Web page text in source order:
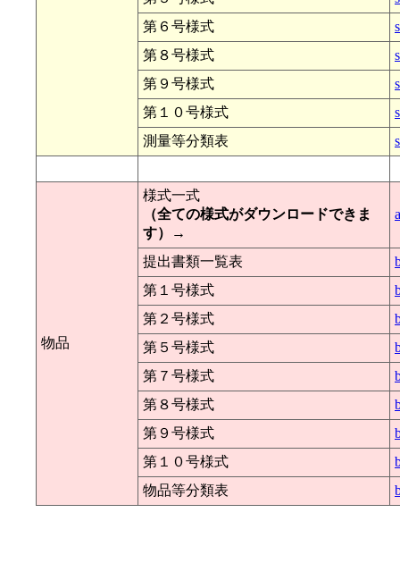
第６号様式
第８号様式
第９号様式
第１０号様式
測量等分類表
物品
様式一式
（全ての様式がダウンロードできま
す）→
提出書類一覧表
第１号様式
第２号様式
第５号様式
第７号様式
第８号様式
第９号様式
第１０号様式
物品等分類表